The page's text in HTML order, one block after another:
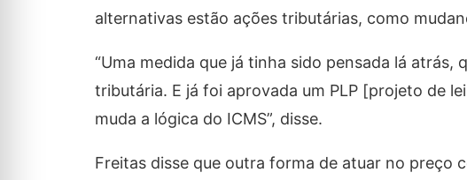
alternativas estão ações tributárias, como
“Uma medida que já tinha sido pensada lá
tributária. E já foi aprovada um PLP [projeto de
muda a lógica do ICMS”, disse.
Freitas disse que outra forma de atuar no preço